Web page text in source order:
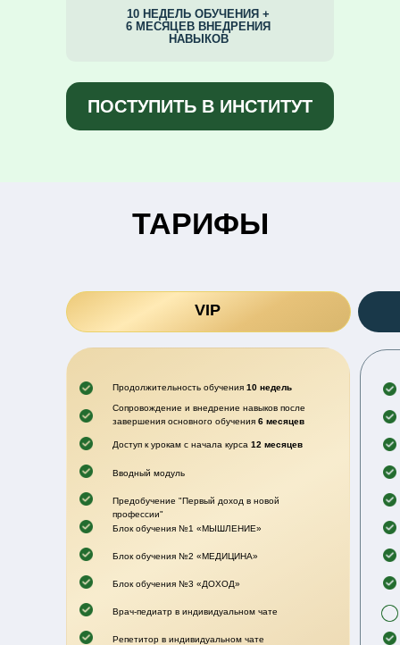
ПОСТУПИТЬ В ИНСТИТУТ
10 НЕДЕЛЬ ОБУЧЕНИЯ +
6 МЕСЯЦЕВ ВНЕДРЕНИЯ
НАВЫКОВ
ТАРИФЫ
Продолжительность обучения 10 недель
Сопровождение и внедрение навыков после
завершения основного обучения 6 месяцев
Доступ к урокам с начала курса 12 месяцев
Вводный модуль
Предобучение "Первый доход в новой
профессии"
Блок обучения №1 «МЫШЛЕНИЕ»
Блок обучения №2 «МЕДИЦИНА»
Блок обучения №3 «ДОХОД»
Врач-педиатр в индивидуальном чате
Репетитор в индивидуальном чате
VIP